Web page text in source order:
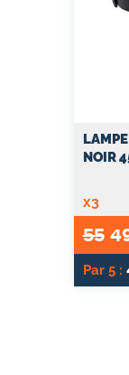
NOIR
x3
55
Par 5 :